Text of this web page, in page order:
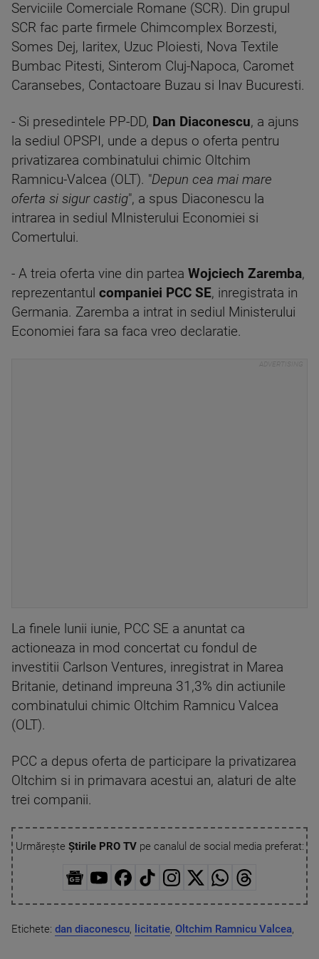
Serviciile Comerciale Romane (SCR). Din grupul
SCR fac parte firmele Chimcomplex Borzesti,
Somes Dej, Iaritex, Uzuc Ploiesti, Nova Textile
Bumbac Pitesti, Sinterom Cluj-Napoca, Caromet
Caransebes, Contactoare Buzau si Inav Bucuresti.
- Si presedintele PP-DD, Dan Diaconescu, a ajuns
la sediul OPSPI, unde a depus o oferta pentru
privatizarea combinatului chimic Oltchim
Ramnicu-Valcea (OLT). "Depun cea mai mare
oferta si sigur castig", a spus Diaconescu la
intrarea in sediul MInisterului Economiei si
Comertului.
- A treia oferta vine din partea Wojciech Zaremba,
reprezentantul companiei PCC SE, inregistrata in
Germania. Zaremba a intrat in sediul Ministerului
Economiei fara sa faca vreo declaratie.
La finele lunii iunie, PCC SE a anuntat ca
actioneaza in mod concertat cu fondul de
investitii Carlson Ventures, inregistrat in Marea
Britanie, detinand impreuna 31,3% din actiunile
combinatului chimic Oltchim Ramnicu Valcea
(OLT).
PCC a depus oferta de participare la privatizarea
Oltchim si in primavara acestui an, alaturi de alte
trei companii.
Urmărește Știrile PRO TVpe canalul de social media preferat:
Etichete: dan diaconescu, licitatie, Oltchim Ramnicu Valcea,